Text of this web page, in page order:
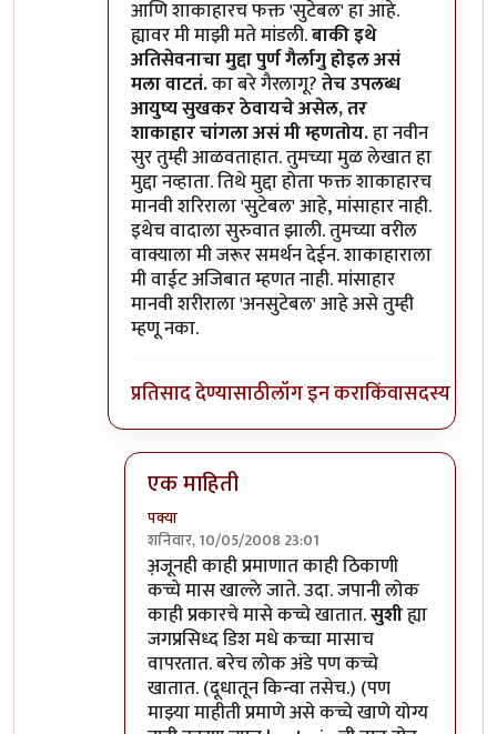
आणि शाकाहारच फक्त 'सुटेबल' हा आहे.
ह्यावर मी माझी मते मांडली.बाकी इथे
अतिसेवनाचा मुद्दा पुर्ण गैर्लागु होइल असं
मला वाटतं.का बरे गैरलागू?तेच उपलब्ध
आयुष्य सुखकर ठेवायचे असेल, तर
शाकाहार चांगला असं मी म्हणतोय.हा नवीन
सुर तुम्ही आळवताहात. तुमच्या मुळ लेखात हा
मुद्दा नव्हाता. तिथे मुद्दा होता फक्त शाकाहारच
मानवी शरिराला 'सुटेबल' आहे, मांसाहार नाही.
इथेच वादाला सुरुवात झाली. तुमच्या वरील
वाक्याला मी जरूर समर्थन देईन. शाकाहाराला
मी वाईट अजिबात म्हणत नाही. मांसाहार
मानवी शरीराला 'अनसुटेबल' आहे असे तुम्ही
म्हणू नका.
प्रतिसाद देण्यासाठीलॉग इन कराकिंवासदस्य व्हा
एक माहिती
पक्या
शनिवार, 10/05/2008 23:01
In reply toतेचbyप्रभाकर पेठकर
अ़जूनही काही प्रमाणात काही ठिकाणी
कच्चे मास खाल्ले जाते. उदा. जपानी लोक
काही प्रकारचे मासे कच्चे खातात.सुशीह्या
जगप्रसिध्द डिश मधे कच्चा मासाच
वापरतात. बरेच लोक अंडे पण कच्चे
खातात. (दूधातून किन्वा तसेच.) (पण
माझ्या माहीती प्रमाणे असे कच्चे खाणे योग्य